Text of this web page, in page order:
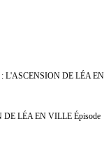
L'ASCENSION DE LÉA EN
DE LÉA EN VILLE Épisode